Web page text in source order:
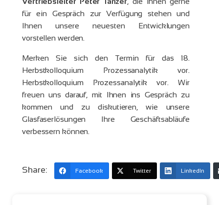
für ein Gespräch zur Verfügung stehen und
Ihnen unsere neuesten Entwicklungen
vorstellen werden.
Merken Sie sich den Termin für das 18.
Herbstkolloquium Prozessanalytik vor.
Herbstkolloquium Prozessanalytik vor. Wir
freuen uns darauf, mit Ihnen ins Gespräch zu
kommen und zu diskutieren, wie unsere
Glasfaserlösungen Ihre Geschäftsabläufe
verbessern können.
Share: Facebook Twitter LinkedIn